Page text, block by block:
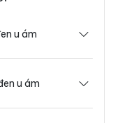
u ám
u ám